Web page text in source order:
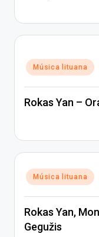
Posted
in
Música lituana
Rokas Yan –
Posted
in
Música lituana
Rokas Yan,
Gegužis